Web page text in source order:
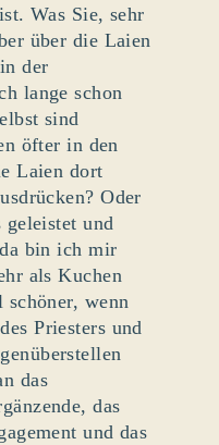
Was Sie, sehr
über die Laien
der
lange schon
sind
öfter in den
Laien dort
Oder
geleistet und
bin ich mir
als Kuchen
wenn
Priesters und
das
das
und das